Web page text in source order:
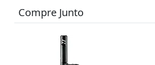
Compre Junto